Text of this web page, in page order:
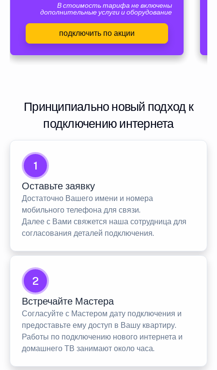
В стоимость тарифа не включены
дополнительные услуги и оборудование
подключить по акции
Принципиально новый подход к
подключению интернета
1
Оставьте заявку
Достаточно Вашего имени и номера
мобильного телефона для связи.
Далее с Вами свяжется наша сотрудница для
согласования деталей подключения.
2
Встречайте Мастера
Согласуйте с Мастером дату подключения и
предоставьте ему доступ в Вашу квартиру.
Работы по подключению нового интернета и
домашнего ТВ занимают около часа.